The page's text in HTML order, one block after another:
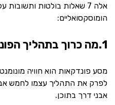
אלה 7 שאלות בולטות
הומוסקסואליים:
1.מה כרוך בתהליך הפונדקאות?
מסע פונדקאות הוא חוויה
לפרק את התהליך עצמו לחמש
אבני דרך בתוכן.